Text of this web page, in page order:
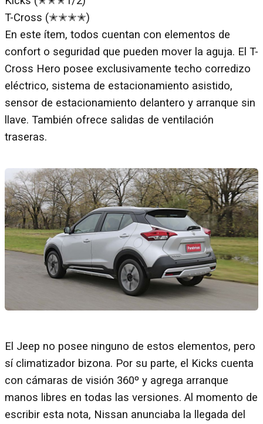
T-Cross (✭✭✭✭)
En este ítem, todos cuentan con elementos de
confort o seguridad que pueden mover la aguja. El T-
Cross Hero posee exclusivamente techo corredizo
eléctrico, sistema de estacionamiento asistido,
sensor de estacionamiento delantero y arranque sin
llave. También ofrece salidas de ventilación
traseras.
El Jeep no posee ninguno de estos elementos, pero
sí climatizador bizona. Por su parte, el Kicks cuenta
con cámaras de visión 360º y agrega arranque
manos libres en todas las versiones. Al momento de
escribir esta nota, Nissan anunciaba la llegada del